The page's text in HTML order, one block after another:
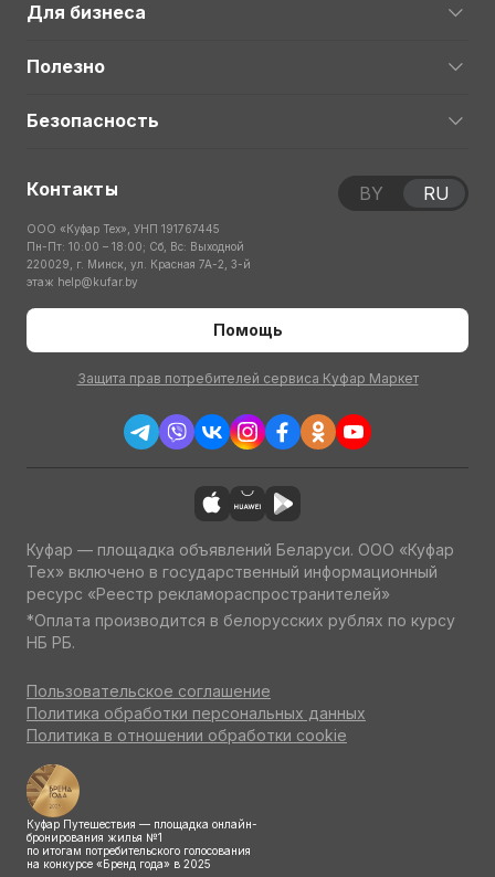
Для бизнеса
Полезно
Безопасность
Контакты
ООО «Куфар Тех», УНП 191767445
Пн-Пт: 10:00 – 18:00; Сб, Вс: Выходной
220029, г. Минск, ул. Красная 7А-2, 3-й
этаж help@kufar.by
Помощь
Защита прав потребителей сервиса Куфар Маркет
BY RU
Куфар — площадка объявлений Беларуси. ООО «Куфар
Тех» включено в государственный информационный
ресурс «Реестр рекламораспространителей»
*Оплата производится в белорусских рублях по курсу
НБ РБ.
Пользовательское соглашение
Политика обработки персональных данных
Политика в отношении обработки cookie
Куфар Путешествия — площадка онлайн-
бронирования жилья №1
по итогам потребительского голосования
на конкурсе «Бренд года» в 2025